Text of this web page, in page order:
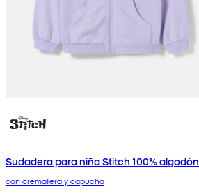
Sudadera para niña Stitch 100% algodón
con cremallera y capucha